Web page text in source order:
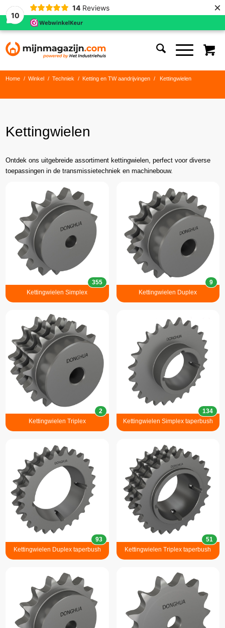
10
14 Reviews ×
Home / Winkel / Techniek / Ketting en TW aandrijvingen / Kettingwielen
Kettingwielen
Ontdek ons uitgebreide assortiment kettingwielen, perfect voor diverse
toepassingen in de transmissietechniek en machinebouw.
Kettingwielen Simplex
355
Kettingwielen Duplex
9
Kettingwielen Triplex
2
Kettingwielen Simplex taperbush
134
Kettingwielen Duplex taperbush
93
Kettingwielen Triplex taperbush
51